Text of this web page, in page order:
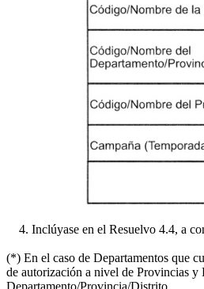
4. Inclúyase en el Resuelvo 4.4, a
(*) En el caso de Departamentos que
de autorización a nivel de Provincias
Departamento/Provincia/Distrito.